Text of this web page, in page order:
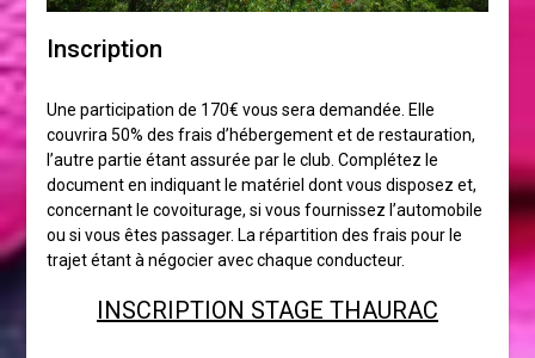
Inscription
Une participation de 170€ vous sera demandée. Elle
couvrira 50% des frais d’hébergement et de restauration,
l’autre partie étant assurée par le club. Complétez le
document en indiquant le matériel dont vous disposez et,
concernant le covoiturage, si vous fournissez l’automobile
ou si vous êtes passager. La répartition des frais pour le
trajet étant à négocier avec chaque conducteur.
INSCRIPTION STAGE THAURAC